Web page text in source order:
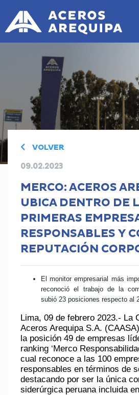
VOLVER
09.02.2023
MERCO: ACEROS
UBICA DENTRO DE
PRIMERAS
RESPONSABLES Y
REPUTACIÓN
El monitor empresarial más
reconoció el trabajo de la
subió 23 posiciones respecto al
Lima, 09 de febrero 2023.- La
Aceros Arequipa S.A.
la posición 49 de empresas
ranking ‘Merco
cual reconoce a las 100
responsables en términos de
destacando por ser la única
siderúrgica peruana incluida